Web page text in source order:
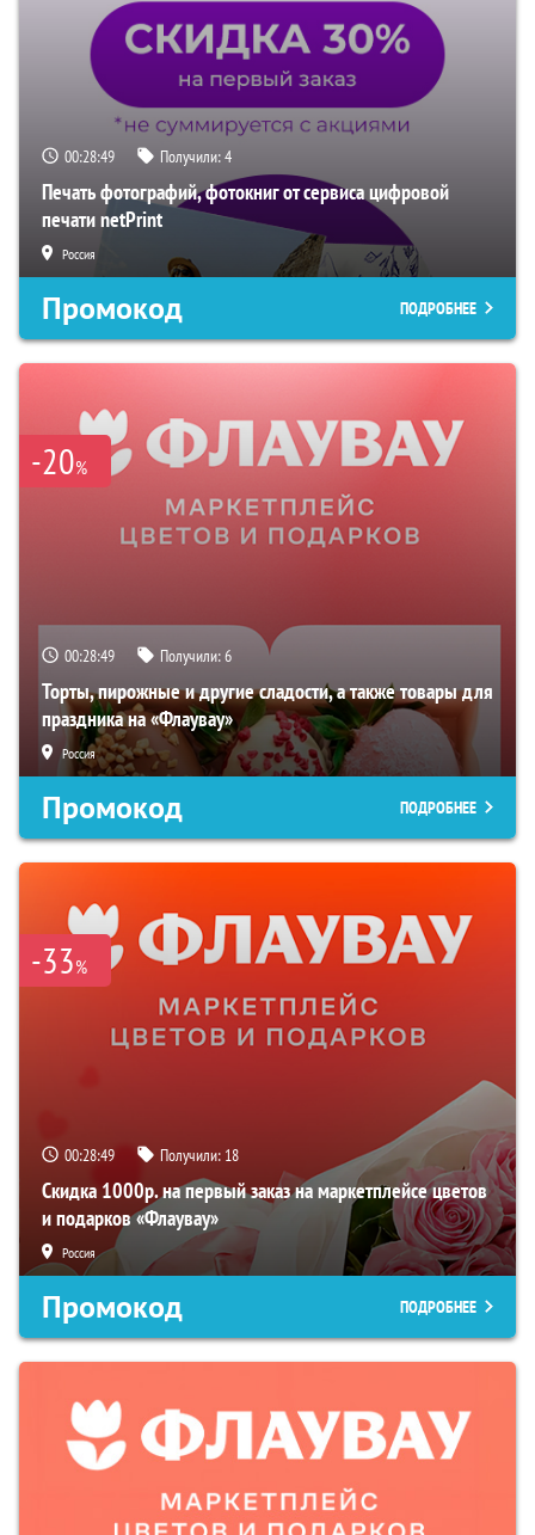
00:28:48 Получили:4
Печать фотографий, фотокниг от сервиса цифровой
печати netPrint
Россия
Промокод ПОДРОБНЕЕ
-20%
00:28:48 Получили:6
Торты, пирожные и другие сладости, а также товары для
праздника на «Флаувау»
Россия
Промокод ПОДРОБНЕЕ
-33%
00:28:48 Получили: 18
Скидка 1000р. на первый заказ на маркетплейсе цветов
и подарков «Флаувау»
Россия
Промокод ПОДРОБНЕЕ